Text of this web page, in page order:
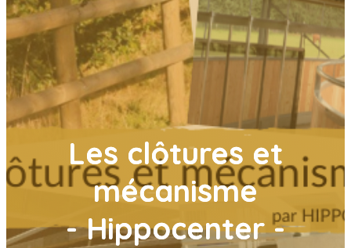
Les clôtures et
mécanisme
- Hippocenter -